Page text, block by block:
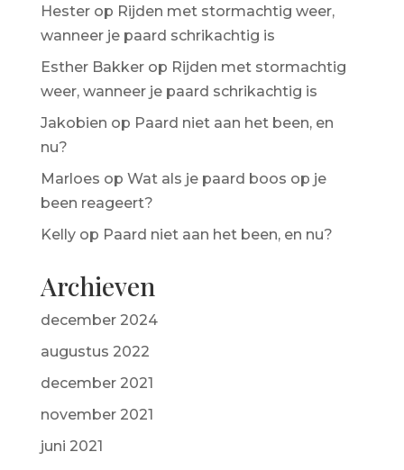
Hesterop Rijden met stormachtig weer,
wanneer je paard schrikachtig is
Esther Bakkerop Rijden met stormachtig
weer, wanneer je paard schrikachtig is
Jakobien op Paard niet aan het been, en
nu?
Marloes op Wat als je paard boos op je
been reageert?
Kellyop Paard niet aan het been, en nu?
Archieven
december 2024
augustus 2022
december 2021
november 2021
juni 2021